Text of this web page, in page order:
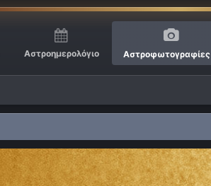
Αστροημερολόγιο Αστροφωτογραφίες